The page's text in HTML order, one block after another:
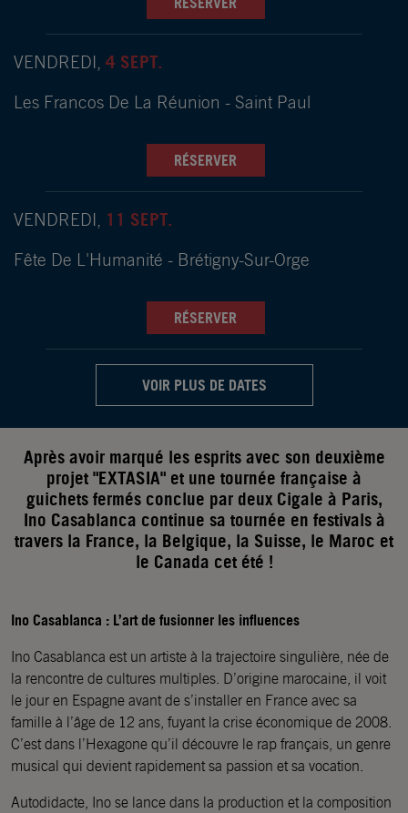
VENDREDI, 4 SEPT.
Les Francos De La Réunion - Saint Paul
RÉSERVER
VENDREDI, 11 SEPT.
Fête De L'Humanité - Brétigny-Sur-Orge
RÉSERVER
VOIR PLUS DE DATES
Après avoir marqué les esprits avec son deuxième
projet "EXTASIA" et une tournée française à
guichets fermés conclue par deux Cigale à Paris,
Ino Casablanca continue sa tournée en festivals à
travers la France, la Belgique, la Suisse, le Maroc et
le Canada cet été !
Ino Casablanca : L’art de fusionner les influences
Ino Casablanca est un artiste à la trajectoire singulière, née de
la rencontre de cultures multiples. D’origine marocaine, il voit
le jour en Espagne avant de s’installer en France avec sa
famille à l’âge de 12 ans, fuyant la crise économique de 2008.
C’est dans l’Hexagone qu’il découvre le rap français, un genre
musical qui devient rapidement sa passion et sa vocation.
Autodidacte, Ino se lance dans la production et la composition